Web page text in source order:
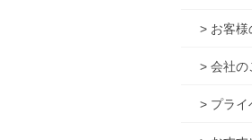
> お客様
> 会社の
> プライ